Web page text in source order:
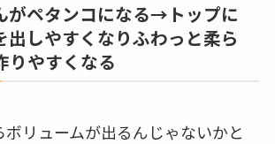
がペタンコになる→トップに
出しやすくなりふわっと柔ら
りやすくなる
リュームが出るんじゃないかと